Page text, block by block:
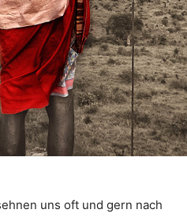
uns oft und gern nach